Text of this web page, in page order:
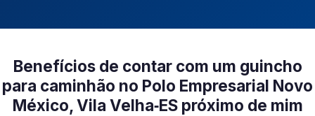
Benefícios de contar com um guincho
para caminhão no Polo Empresarial Novo
México, Vila Velha‑ES próximo de mim